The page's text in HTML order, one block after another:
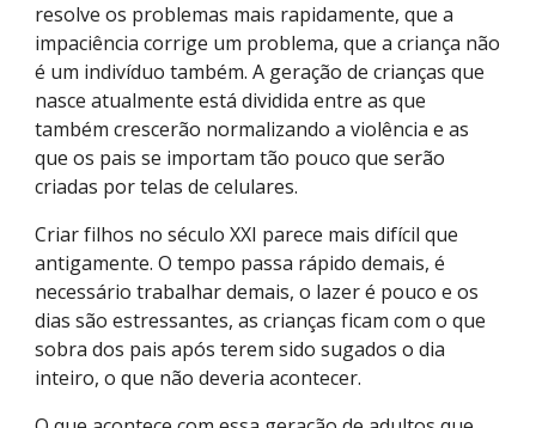
resolve os problemas mais rapidamente, que a
impaciência corrige um problema, que a criança não
é um indivíduo também. A geração de crianças que
nasce atualmente está dividida entre as que
também crescerão normalizando a violência e as
que os pais se importam tão pouco que serão
criadas por telas de celulares.
Criar filhos no século XXI parece mais difícil que
antigamente. O tempo passa rápido demais, é
necessário trabalhar demais, o lazer é pouco e os
dias são estressantes, as crianças ficam com o que
sobra dos pais após terem sido sugados o dia
inteiro, o que não deveria acontecer.